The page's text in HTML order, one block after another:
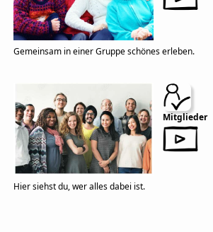
Gemeinsam in einer Gruppe schönes erleben.
Mitglieder
Hier siehst du, wer alles dabei ist.